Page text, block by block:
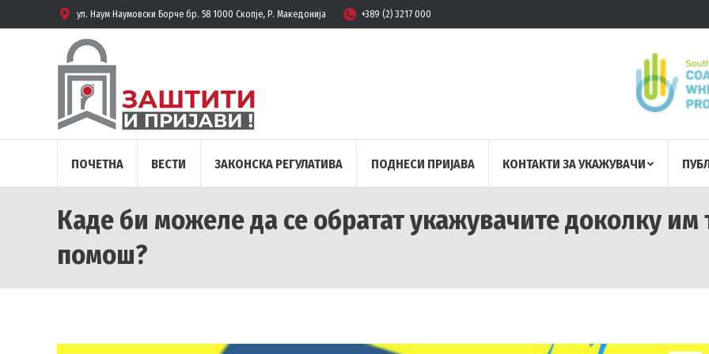
ул. Наум Наумовски Борче бр. 58 1000 Скопје, Р. Македонија +389 (2) 3217 000
ПОЧЕТНА ВЕСТИ ЗАКОНСКА РЕГУЛАТИВА ПОДНЕСИ ПРИЈАВА КОНТАКТИ ЗА УКАЖУВАЧИ
Каде би можеле да се обратат укажувачите доколку им
помош?